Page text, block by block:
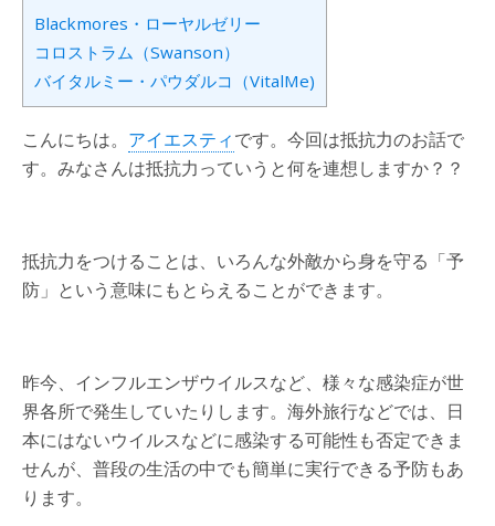
Blackmores・ローヤルゼリー
コロストラム（Swanson）
バイタルミー・パウダルコ（VitalMe)
こんにちは。 アイエスティです。今回は抵抗力のお話で
す。みなさんは抵抗力っていうと何を連想しますか？？
抵抗力をつけることは、いろんな外敵から身を守る「予
防」という意味にもとらえることができます。
昨今、インフルエンザウイルスなど、様々な感染症が世
界各所で発生していたりします。海外旅行などでは、日
本にはないウイルスなどに感染する可能性も否定できま
せんが、普段の生活の中でも簡単に実行できる予防もあ
ります。